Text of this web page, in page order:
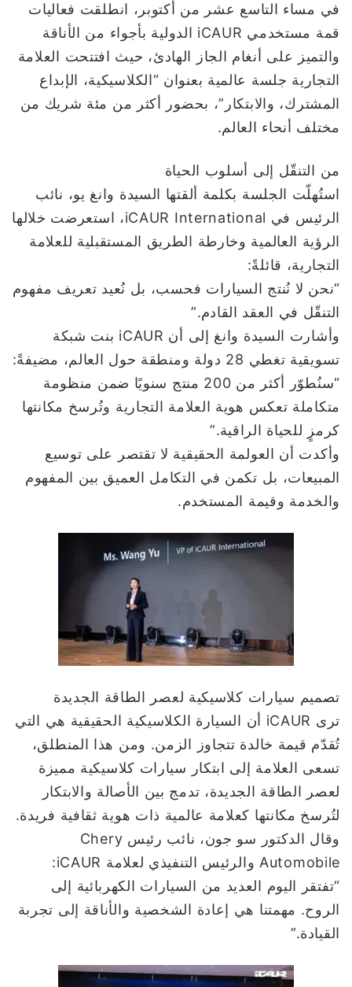
ن
ي
في مساء التاسع عشر من أكتوبر، انطلقت فعاليات
قمة مستخدمي iCAUR الدولية بأجواء من الأناقة
والتميز على أنغام الجاز الهادئ، حيث افتتحت العلامة
التجارية جلسة عالمية بعنوان “الكلاسيكية، الإبداع
المشترك، والابتكار”، بحضور أكثر من مئة شريك من
مختلف أنحاء العالم.
من التنقّل إلى أسلوب الحياة
استُهلّت الجلسة بكلمة ألقتها السيدة وانغ يو، نائب
الرئيس في iCAUR International، استعرضت خلالها
الرؤية العالمية وخارطة الطريق المستقبلية للعلامة
التجارية، قائلةً:
“نحن لا نُنتج السيارات فحسب، بل نُعيد تعريف مفهوم
التنقّل في العقد القادم.”
وأشارت السيدة وانغ إلى أن iCAUR بنت شبكة
تسويقية تغطي 28 دولة ومنطقة حول العالم، مضيفةً:
“سنُطوّر أكثر من 200 منتج سنويًا ضمن منظومة
متكاملة تعكس هوية العلامة التجارية وتُرسخ مكانتها
كرمزٍ للحياة الراقية.”
وأكدت أن العولمة الحقيقية لا تقتصر على توسيع
المبيعات، بل تكمن في التكامل العميق بين المفهوم
والخدمة وقيمة المستخدم.
تصميم سيارات كلاسيكية لعصر الطاقة الجديدة
ترى iCAUR أن السيارة الكلاسيكية الحقيقية هي التي
تُقدّم قيمة خالدة تتجاوز الزمن. ومن هذا المنطلق،
تسعى العلامة إلى ابتكار سيارات كلاسيكية مميزة
لعصر الطاقة الجديدة، تدمج بين الأصالة والابتكار
لتُرسخ مكانتها كعلامة عالمية ذات هوية ثقافية فريدة.
وقال الدكتور سو جون، نائب رئيس Chery
Automobile والرئيس التنفيذي لعلامة iCAUR:
“تفتقر اليوم العديد من السيارات الكهربائية إلى
الروح. مهمتنا هي إعادة الشخصية والأناقة إلى تجربة
القيادة.”